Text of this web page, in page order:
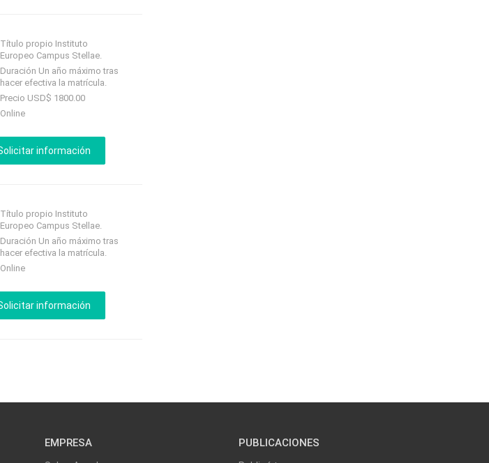
Título propio Instituto
Europeo Campus Stellae.
Duración Un año máximo tras
hacer efectiva la matrícula.
Precio USD$ 1800.00
Online
Título propio Instituto
Europeo Campus Stellae.
Duración Un año máximo tras
hacer efectiva la matrícula.
Online
EMPRESA PUBLICACIONES